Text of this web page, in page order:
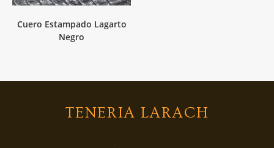
Cuero Estampado Lagarto
Negro
TENERIA LARACH